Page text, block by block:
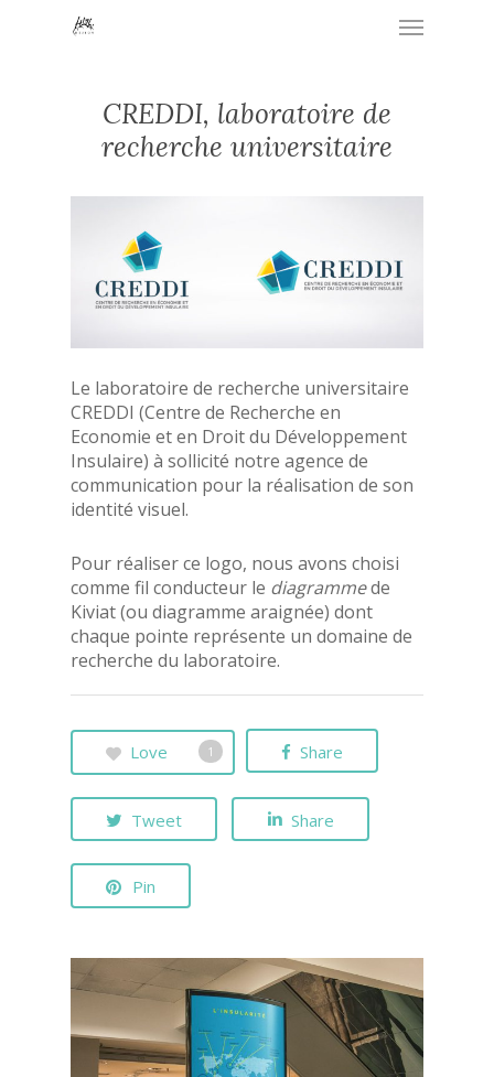
Menu
CREDDI, laboratoire de
recherche universitaire
Le laboratoire de recherche universitaire
CREDDI (Centre de Recherche en
Economie et en Droit du Développement
Insulaire) à sollicité notre agence de
communication pour la réalisation de son
identité visuel.
Pour réaliser ce logo, nous avons choisi
comme fil conducteur le diagrammede
Kiviat (ou diagramme araignée) dont
chaque pointe représente un domaine de
recherche du laboratoire.
Love 1 Share
Tweet Share
Pin